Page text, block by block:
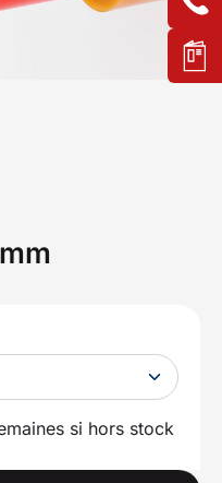
si hors stock